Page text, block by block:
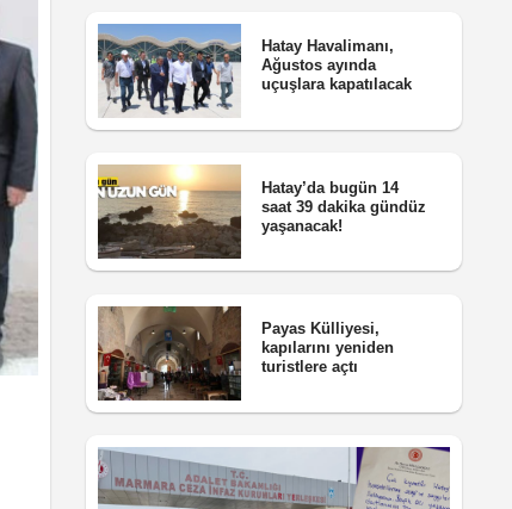
Hatay Havalimanı,
Ağustos ayında
uçuşlara kapatılacak
Hatay’da bugün 14
saat 39 dakika gündüz
yaşanacak!
Payas Külliyesi,
kapılarını yeniden
turistlere açtı